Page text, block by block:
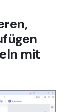
mit